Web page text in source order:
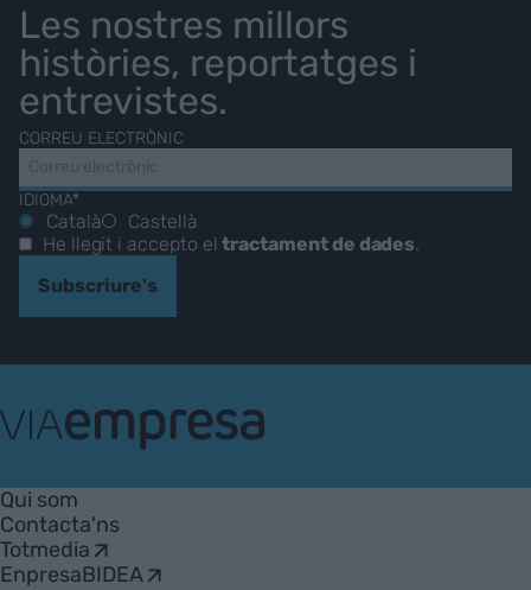
Les nostres millors
històries, reportatges i
entrevistes.
CORREU ELECTRÒNIC
IDIOMA*
Català
Castellà
He llegit i accepto eltractament de dades.
Subscriure's
Empresa
Qui som
Contacta'ns
Totmedia
EnpresaBIDEA